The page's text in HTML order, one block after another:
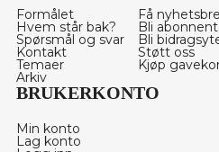
Formålet
Hvem står bak?
Spørsmål og svar
Kontakt
Temaer
Arkiv
Få
Bli abonnent
Bli
Støtt oss
Kjøp
BRUKERKONTO
Min konto
Lag konto